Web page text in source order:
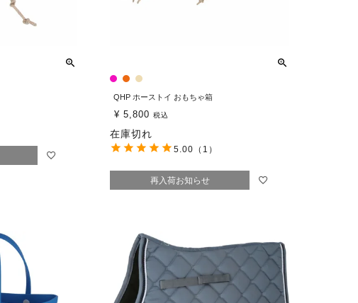
QHP ホーストイ おもちゃ箱
¥ 5,800 税込
在庫切れ
5.00 （1）
再入荷お知らせ